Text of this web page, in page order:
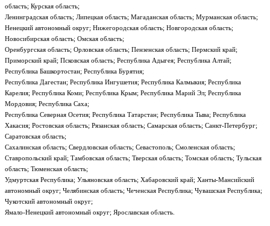
область; Курская область;
Ленинградская область; Липецкая область; Магаданская область; Мурманская область;
Ненецкий автономный округ; Нижегородская область; Новгородская область;
Новосибирская область; Омская область;
Оренбургская область; Орловская область; Пензенская область; Пермский край;
Приморский край; Псковская область; Республика Адыгея; Республика Алтай;
Республика Башкортостан; Республика Бурятия;
Республика Дагестан; Республика Ингушетия; Республика Калмыкия; Республика
Карелия; Республика Коми; Республика Крым; Республика Марий Эл; Республика
Мордовия; Республика Саха;
Республика Северная Осетия; Республика Татарстан; Республика Тыва; Республика
Хакасия; Ростовская область; Рязанская область; Самарская область; Санкт-Петербург;
Саратовская область;
Сахалинская область; Свердловская область; Севастополь; Смоленская область;
Ставропольский край; Тамбовская область; Тверская область; Томская область; Тульская
область; Тюменская область;
Удмуртская Республика; Ульяновская область; Хабаровский край; Ханты-Мансийский
автономный округ; Челябинская область; Чеченская Республика; Чувашская Республика;
Чукотский автономный округ;
Ямало-Ненецкий автономный округ; Ярославская область.